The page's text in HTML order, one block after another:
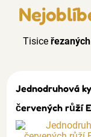
Tisice
Jednodruhová
červených růží